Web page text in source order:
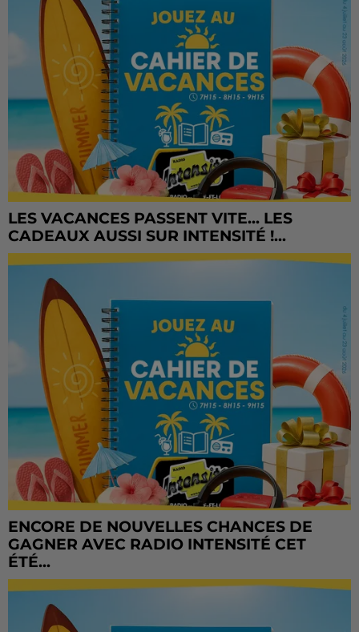
LES VACANCES PASSENT VITE... LES
CADEAUX AUSSI SUR INTENSITÉ !...
ENCORE DE NOUVELLES CHANCES DE
GAGNER AVEC RADIO INTENSITÉ CET
ÉTÉ...